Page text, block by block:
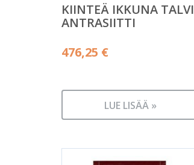
KIINTEÄ IKKUNA TALVI
ANTRASIITTI
476,25 €
LUE LISÄÄ »